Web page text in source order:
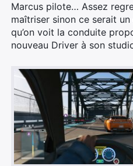
Marcus pilote… Assez
maîtriser sinon ce serait
qu’on voit la conduite
nouveau Driver à son